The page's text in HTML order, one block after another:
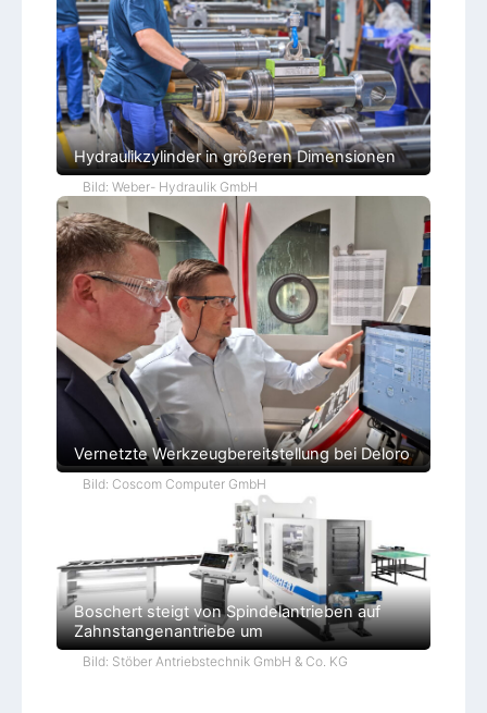
Hydraulikzylinder in größeren Dimensionen
Bild: Weber- Hydraulik GmbH
Vernetzte Werkzeugbereitstellung bei Deloro
Bild: Coscom Computer GmbH
Boschert steigt von Spindelantrieben auf
Zahnstangenantriebe um
Bild: Stöber Antriebstechnik GmbH & Co. KG